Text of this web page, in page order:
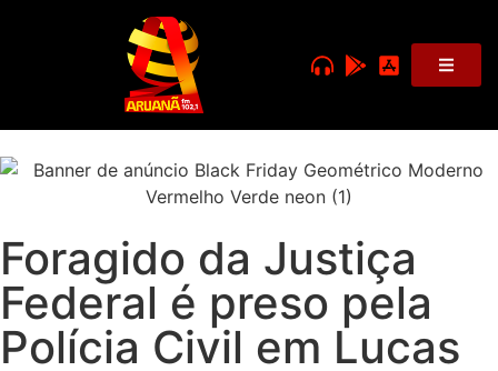
Foragido da Justiça
Federal é preso pela
Polícia Civil em Lucas